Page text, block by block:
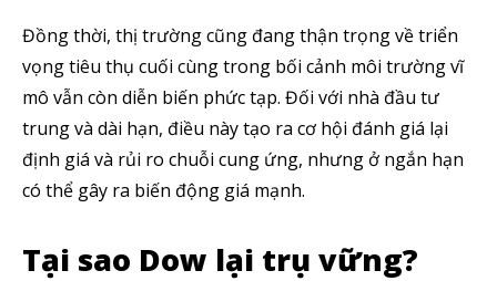
Đồng thời, thị trường cũng đang thận trọng về triển
vọng tiêu thụ cuối cùng trong bối cảnh môi trường vĩ
mô vẫn còn diễn biến phức tạp. Đối với nhà đầu tư
trung và dài hạn, điều này tạo ra cơ hội đánh giá lại
định giá và rủi ro chuỗi cung ứng, nhưng ở ngắn hạn
có thể gây ra biến động giá mạnh.
Tại sao Dow lại trụ vững?